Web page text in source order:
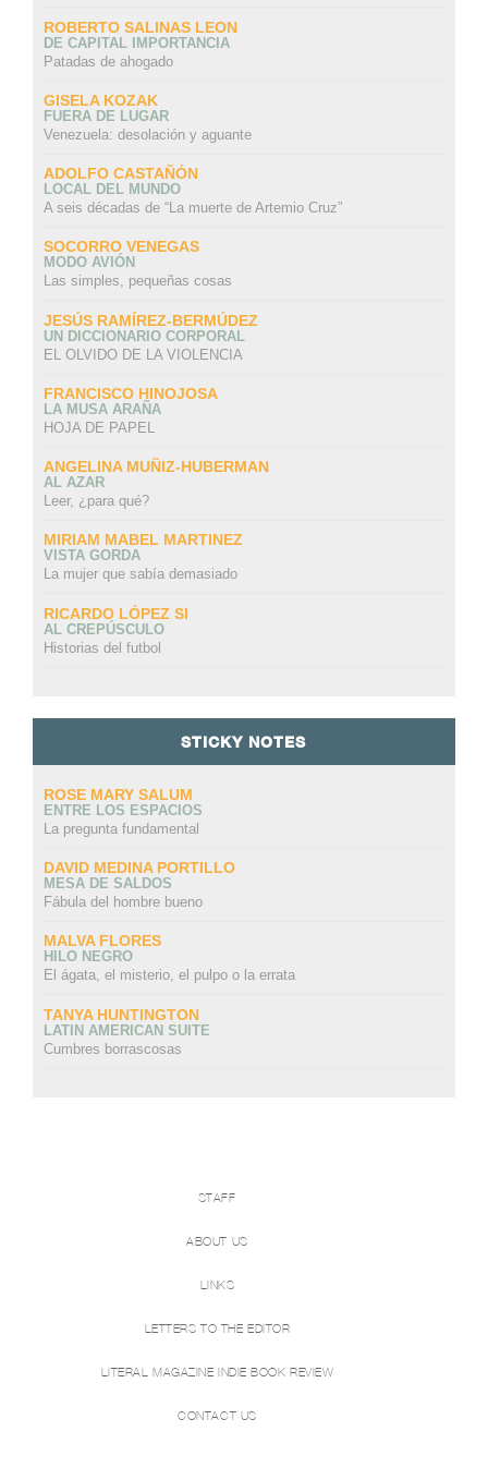
ROBERTO SALINAS LEON
DE CAPITAL IMPORTANCIA
Patadas de ahogado
GISELA KOZAK
FUERA DE LUGAR
Venezuela: desolación y aguante
ADOLFO CASTAÑÓN
LOCAL DEL MUNDO
A seis décadas de “La muerte de Artemio Cruz”
SOCORRO VENEGAS
MODO AVIÓN
Las simples, pequeñas cosas
JESÚS RAMÍREZ-BERMÚDEZ
UN DICCIONARIO CORPORAL
EL OLVIDO DE LA VIOLENCIA
FRANCISCO HINOJOSA
LA MUSA ARAÑA
HOJA DE PAPEL
ANGELINA MUÑIZ-HUBERMAN
AL AZAR
Leer, ¿para qué?
MIRIAM MABEL MARTINEZ
VISTA GORDA
La mujer que sabía demasiado
RICARDO LÓPEZ SI
AL CREPÚSCULO
Historias del futbol
STICKY NOTES
ROSE MARY SALUM
ENTRE LOS ESPACIOS
La pregunta fundamental
DAVID MEDINA PORTILLO
MESA DE SALDOS
Fábula del hombre bueno
MALVA FLORES
HILO NEGRO
El ágata, el misterio, el pulpo o la errata
TANYA HUNTINGTON
LATIN AMERICAN SUITE
Cumbres borrascosas
STAFF
ABOUT US
LINKS
LETTERS TO THE EDITOR
LITERAL MAGAZINE INDIE BOOK REVIEW
CONTACT US